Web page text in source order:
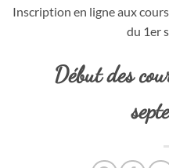
Inscription en ligne aux
du 1er
Début des